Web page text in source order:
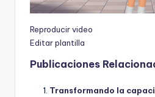
Reproducir video
Editar plantilla
Publicaciones
Transformando la